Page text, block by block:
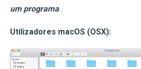
um programa .
Utilizadores macOS (OSX):